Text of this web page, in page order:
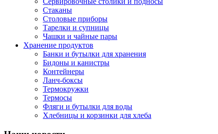
Стаканы
Столовые приборы
Тарелки и супницы
Чашки и чайные пары
Хранение продуктов
Банки и бутылки для хранения
Бидоны и канистры
Контейнеры
Ланч-боксы
Термокружки
Термосы
Фляги и бутылки для воды
Хлебницы и корзинки для хлеба